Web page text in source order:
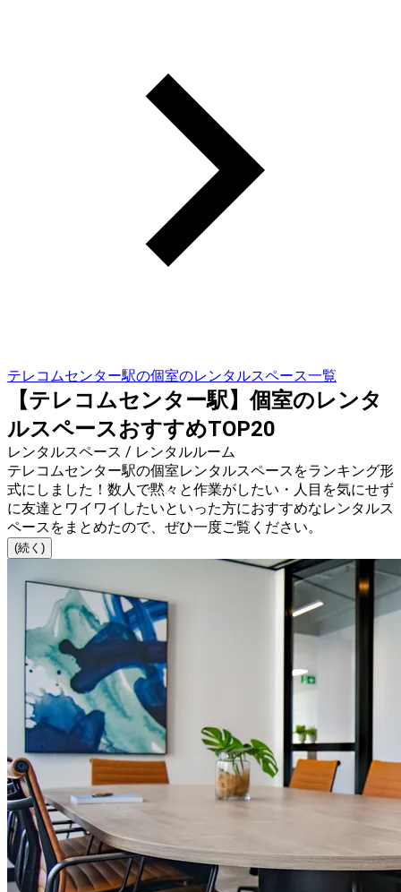
テレコムセンター駅の個室のレンタルスペース一覧
【テレコムセンター駅】個室のレンタ
ルスペースおすすめTOP20
レンタルスペース / レンタルルーム
テレコムセンター駅の個室レンタルスペースをランキング形
式にしました！数人で黙々と作業がしたい・人目を気にせず
に友達とワイワイしたいといった方におすすめなレンタルス
ペースをまとめたので、ぜひ一度ご覧ください。
(続く)